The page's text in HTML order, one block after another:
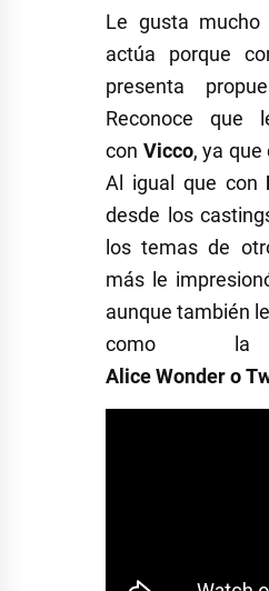
Le gusta
actúa porque
presenta
Reconoce que
con Vicco, ya
Al igual que con
desde los
los temas de
más le
aunque también
como
AliceWondero